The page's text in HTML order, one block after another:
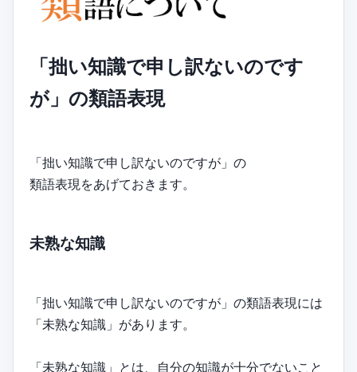
「拙い知識で申し訳ないのです
が」の類語表現
「拙い知識で申し訳ないのですが」の
類語表現をあげておきます。
未熟な知識
「拙い知識で申し訳ないのですが」の類語表現には
「未熟な知識」があります。
「未熟な知識」とは、自分の知識が十分でないこと